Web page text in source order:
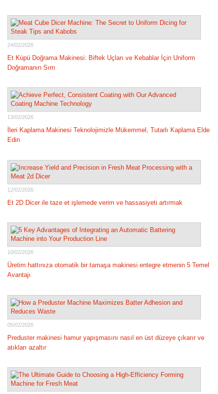
24/02/2026
Et Küpü Doğrama Makinesi: Biftek Uçları ve Kebablar İçin Uniform
Doğramanın Sırrı
13/02/2026
İleri Kaplama Makinesi Teknolojimizle Mükemmel, Tutarlı Kaplama Elde
Edin
12/02/2026
Et 2D Dicer ile taze et işlemede verim ve hassasiyeti artırmak
10/02/2026
Üretim hattınıza otomatik bir tamaşa makinesi entegre etmenin 5 Temel
Avantajı
05/02/2026
Preduster makinesi hamur yapışmasını nasıl en üst düzeye çıkarır ve
atıkları azaltır